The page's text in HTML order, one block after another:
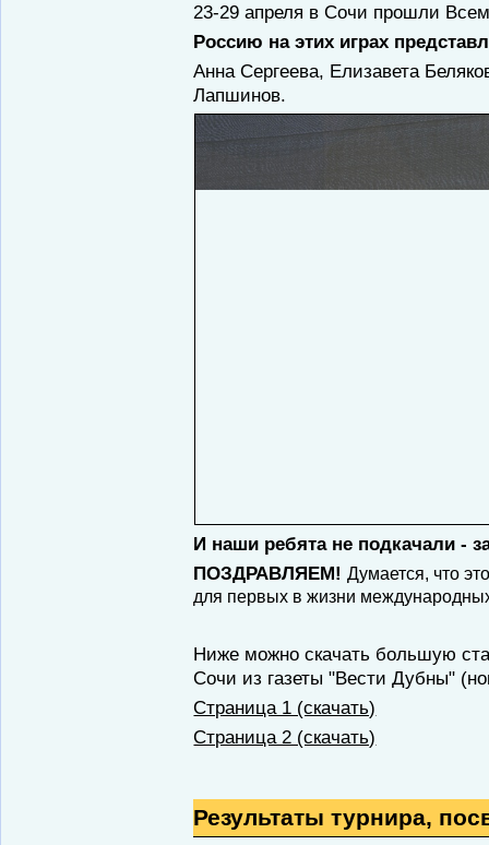
23-29 апреля в Сочи прошли
Россию на этих играх
Анна Сергеева, Елизавета
Лапшинов.
И наши ребята не подкачали -
ПОЗДРАВЛЯЕМ!Думается, что
для первых в жизни
Ниже можно скачать большую
Сочи из газеты "Вести Дубны"
Страница 1 (скачать)
Страница 2 (скачать)
Результаты турнира,